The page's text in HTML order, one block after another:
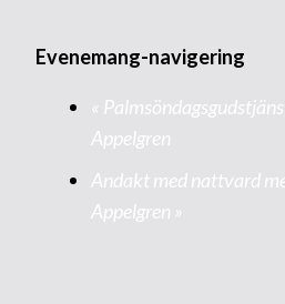
Evenemang-navigering
«
Appelgren
Andakt med nattvard
Appelgren »